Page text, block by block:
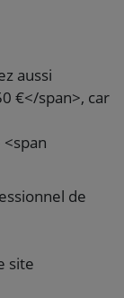
aussi
€</span>, car
de
site